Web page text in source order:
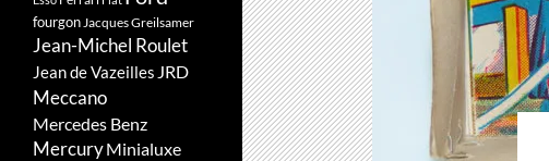
fourgonJacques Greilsamer
Jean-Michel Roulet
Jean de Vazeilles JRD
Meccano
Mercedes Benz
MercuryMinialuxe